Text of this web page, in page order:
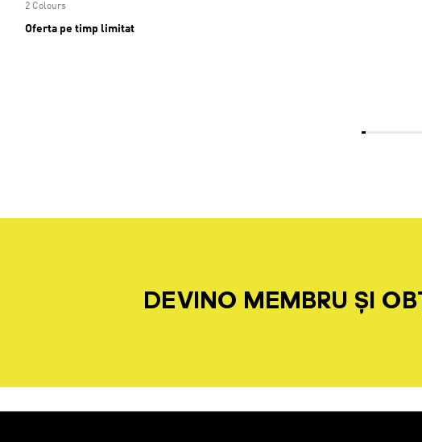
2 Colours
Oferta pe timp limitat
DEVINO MEMBRU ȘI